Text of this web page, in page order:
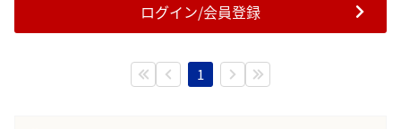
ログイン/会員登録
1